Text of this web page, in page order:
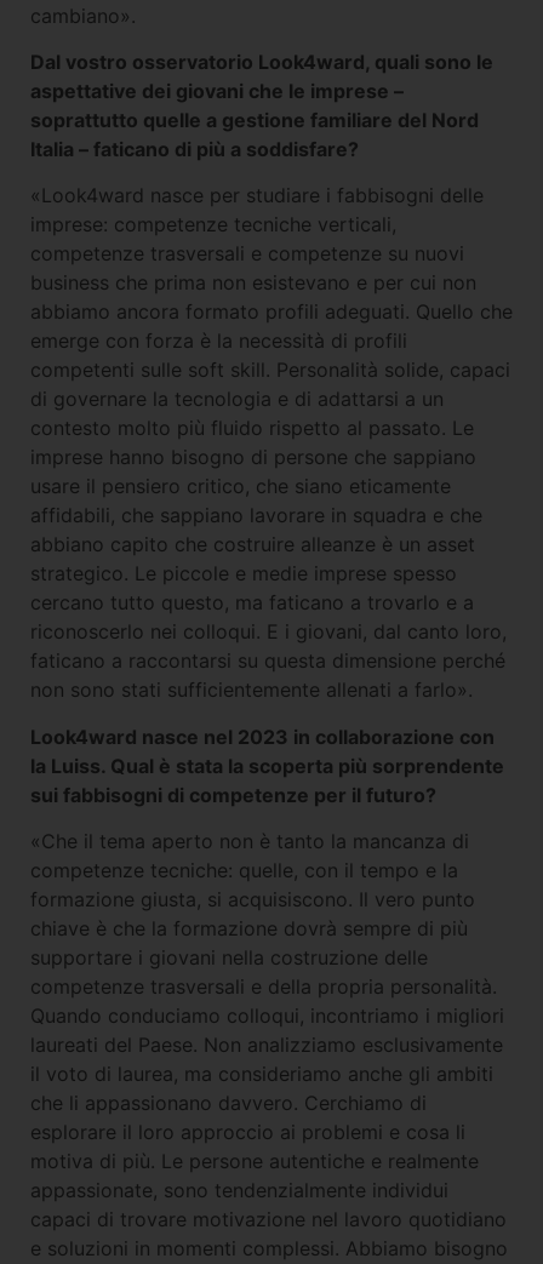
cambiano».
Dal vostro osservatorio Look4ward, quali sono le
aspettative dei giovani che le imprese –
soprattutto quelle a gestione familiare del Nord
Italia – faticano di più a soddisfare?
«Look4ward nasce per studiare i fabbisogni delle
imprese: competenze tecniche verticali,
competenze trasversali e competenze su nuovi
business che prima non esistevano e per cui non
abbiamo ancora formato profili adeguati. Quello che
emerge con forza è la necessità di profili
competenti sulle soft skill. Personalità solide, capaci
di governare la tecnologia e di adattarsi a un
contesto molto più fluido rispetto al passato. Le
imprese hanno bisogno di persone che sappiano
usare il pensiero critico, che siano eticamente
affidabili, che sappiano lavorare in squadra e che
abbiano capito che costruire alleanze è un asset
strategico. Le piccole e medie imprese spesso
cercano tutto questo, ma faticano a trovarlo e a
riconoscerlo nei colloqui. E i giovani, dal canto loro,
faticano a raccontarsi su questa dimensione perché
non sono stati sufficientemente allenati a farlo».
Look4ward nasce nel 2023 in collaborazione con
la Luiss. Qual è stata la scoperta più sorprendente
sui fabbisogni di competenze per il futuro?
«Che il tema aperto non è tanto la mancanza di
competenze tecniche: quelle, con il tempo e la
formazione giusta, si acquisiscono. Il vero punto
chiave è che la formazione dovrà sempre di più
supportare i giovani nella costruzione delle
competenze trasversali e della propria personalità.
Quando conduciamo colloqui, incontriamo i migliori
laureati del Paese. Non analizziamo esclusivamente
il voto di laurea, ma consideriamo anche gli ambiti
che li appassionano davvero. Cerchiamo di
esplorare il loro approccio ai problemi e cosa li
motiva di più. Le persone autentiche e realmente
appassionate, sono tendenzialmente individui
capaci di trovare motivazione nel lavoro quotidiano
e soluzioni in momenti complessi. Abbiamo bisogno